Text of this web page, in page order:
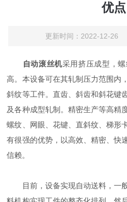
优点
更新时间：2022-12-26
自动滚丝机采用挤压成型，
高。本设备可在其轧制压力范围内
斜纹等工件。直齿、斜齿和斜花键
及各种成型轧制。精密生产等高精
螺纹、网眼、花键、直斜纹、梯形
有很强的优势，以高效、精密、快
信赖。
目前，设备实现自动送料，一